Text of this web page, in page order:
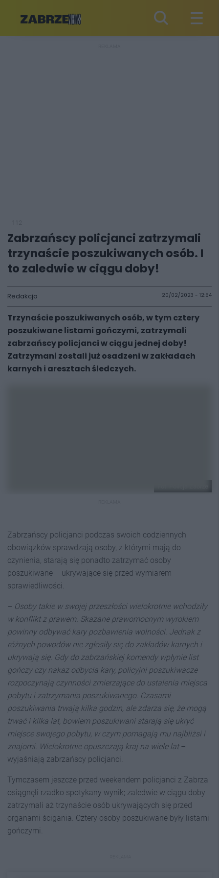
Zabrzańscy policjanci zatrzymali
trzynaście poszukiwanych osób. I
to zaledwie w ciągu doby!
Redakcja 20/02/2023 - 12:54
Trzynaście poszukiwanych osób, w tym cztery
poszukiwane listami gończymi, zatrzymali
zabrzańscy policjanci w ciągu jednej doby!
Zatrzymani zostali już osadzeni w zakładach
karnych i aresztach śledczych.
Zabrzańscy policjanci podczas swoich codziennych
obowiązków sprawdzają osoby, z którymi mają do
czynienia, starają się ponadto zatrzymać osoby
poszukiwane – ukrywające się przed wymiarem
sprawiedliwości.
– Osoby takie w swojej przeszłości wielokrotnie wchodziły
w konflikt z prawem. Skazane prawomocnym wyrokiem
powinny odbywać kary pozbawienia wolności. Jednak z
różnych powodów nie zgłosiły się do zakładów karnych i
ukrywają się. Gdy do zabrzańskiej komendy wpłynie list
gończy czy nakaz odbycia kary, policyjni poszukiwacze
rozpoczynają czynności zmierzające do ustalenia miejsca
pobytu i zatrzymania poszukiwanego. Czasami
poszukiwania trwają kilka godzin, ale zdarza się, że mogą
trwać i kilka lat, bowiem poszukiwani starają się ukryć
miejsce swojego pobytu, w czym pomagają mu najbliżsi i
znajomi. Wielokrotnie opuszczają kraj na wiele lat –
wyjaśniają zabrzańscy policjanci.
Tymczasem jeszcze przed weekendem policjanci z Zabrza
osiągnęli rzadko spotykany wynik; zaledwie w ciągu doby
zatrzymali aż trzynaście osób ukrywających się przed
organami ścigania. Cztery osoby poszukiwane były listami
gończymi.